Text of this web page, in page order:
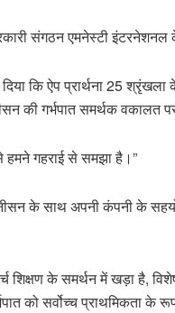
संगठन एमनेस्टी इंटरनेशनल
कि ऐप प्रार्थना 25
की गर्भपात समर्थक वकालत
गहराई से समझा है।”
के साथ अपनी कंपनी के सहयोग
शिक्षण के समर्थन में खड़ा है,
को सर्वोच्च प्राथमिकता के